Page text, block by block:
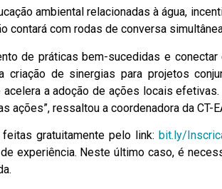
ambiental relacionadas à água,
contará com rodas de conversa
de práticas bem-sucedidas e
criação de sinergias para projetos
a adoção de ações locais
ações”, ressaltou a coordenadora da CT-
gratuitamente pelo link:bit.ly/
experiência. Neste último caso, é